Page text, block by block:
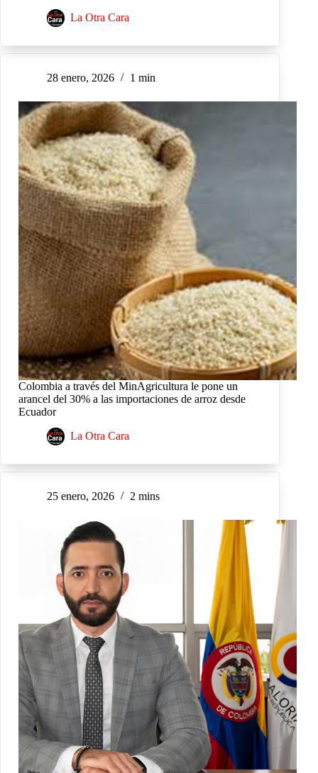
La Otra Cara
28 enero, 2026 1 min
Colombia a través del MinAgricultura le pone un
arancel del 30% a las importaciones de arroz desde
Ecuador
La Otra Cara
25 enero, 2026 2 mins